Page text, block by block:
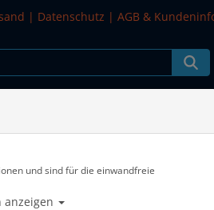
| Datenschutz | AGB &
SALE
Alle Artikel zeigen aus:
und sind für die einwandfreie
anzeigen